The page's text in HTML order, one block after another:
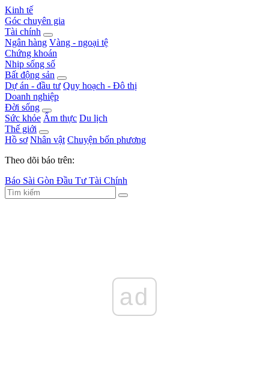
Kinh tế
Góc chuyên gia
Tài chính
Ngân hàng Vàng - ngoại tệ
Chứng khoán
Nhịp sống số
Bất động sản
Dự án - đầu tư Quy hoạch - Đô thị
Doanh nghiệp
Đời sống
Sức khỏe Ẩm thực Du lịch
Thế giới
Hồ sơ Nhân vật Chuyện bốn phương
Theo dõi báo trên:
Báo Sài Gòn Đầu Tư Tài Chính
ad